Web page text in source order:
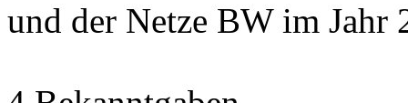
und der Netze BW im Jahr